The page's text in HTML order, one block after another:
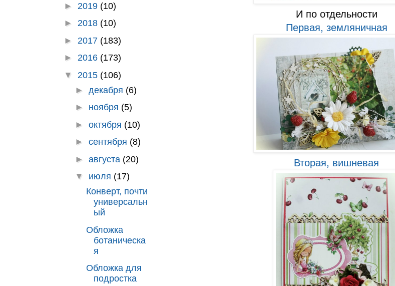
И по отдельности
Первая, земляничная
Вторая, вишневая
► 2019 (10)
► 2018 (10)
► 2017 (183)
► 2016 (173)
▼ 2015 (106)
► декабря (6)
► ноября (5)
► октября (10)
► сентября (8)
► августа (20)
▼ июля (17)
Конверт, почти
универсальн
ый
Обложка
ботаническа
я
Обложка для
подростка